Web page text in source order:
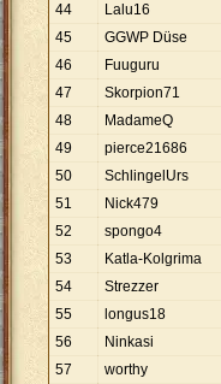
44
Lalu16
45
GGWP Düse
46
Fuuguru
47
Skorpion71
48
MadameQ
49
pierce21686
50
SchlingelUrs
51
Nick479
52
spongo4
53
Katla-Kolgrima
54
Strezzer
55
longus18
56
Ninkasi
57
worthy